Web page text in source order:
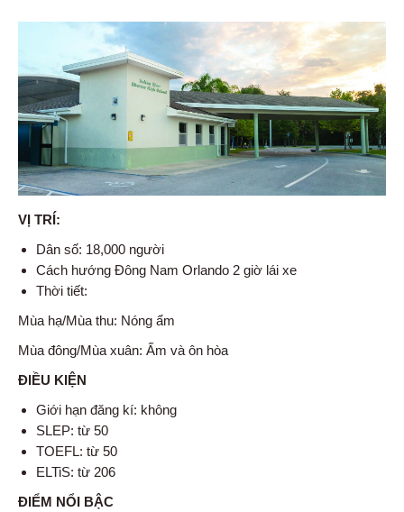
VỊ TRÍ:
Dân số: 18,000 người
Cách hướng Đông Nam Orlando 2 giờ lái xe
Thời tiết:
Mùa hạ/Mùa thu: Nóng ẩm
Mùa đông/Mùa xuân: Ấm và ôn hòa
ĐIỀU KIỆN
Giới hạn đăng kí: không
SLEP: từ 50
TOEFL: từ 50
ELTiS: từ 206
ĐIỂM NỔI BẬC